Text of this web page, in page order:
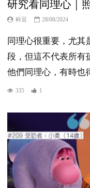
研究看同理心｜
科豆 28/08/2024
同理心很重要，尤其
段，但這不代表所有
他們同理心，有時也
335 1